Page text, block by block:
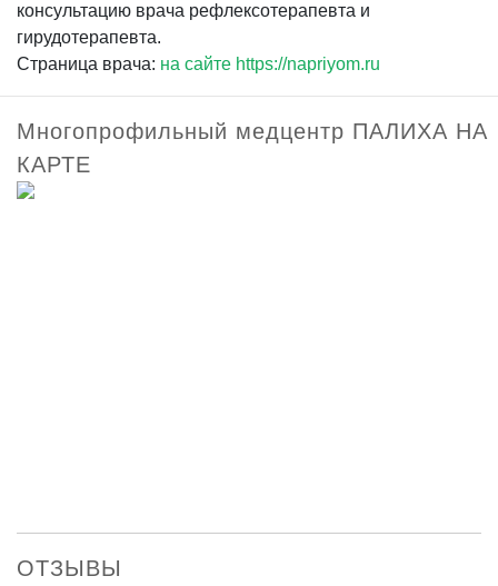
консультацию врача рефлексотерапевта и
гирудотерапевта.
Страница врача: на сайте https://napriyom.ru
Многопрофильный медцентр ПАЛИХА НА
КАРТЕ
ОТЗЫВЫ